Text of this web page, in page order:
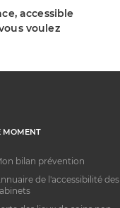
accessible
voulez
MOMENT
bilan prévention
de l'accessibilité des